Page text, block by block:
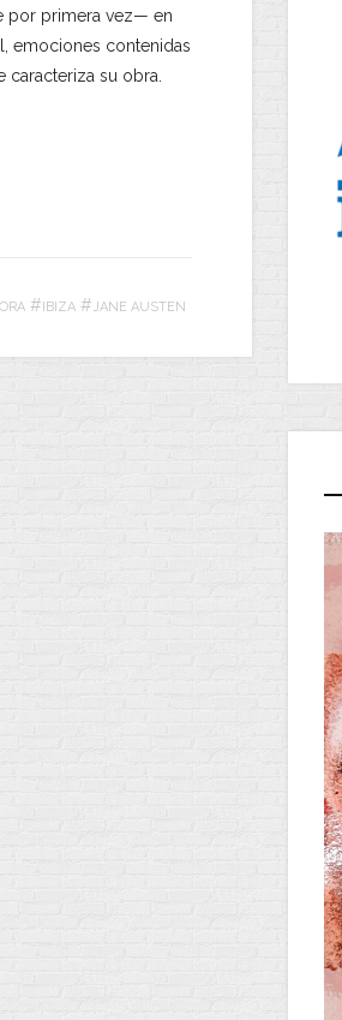
por primera vez— en
emociones contenidas
su obra.
#IBIZA #JANE AUSTEN